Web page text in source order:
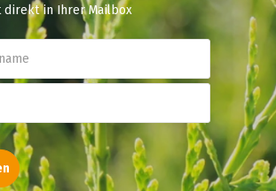
direkt in Ihrer Mailbox